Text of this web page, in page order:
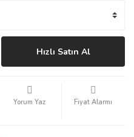
Hızlı Satın Al
Yorum Yaz Fiyat Alarmı